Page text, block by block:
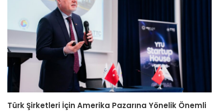
Türk Şirketleri İçin Amerika Pazarına Yönelik Önemli